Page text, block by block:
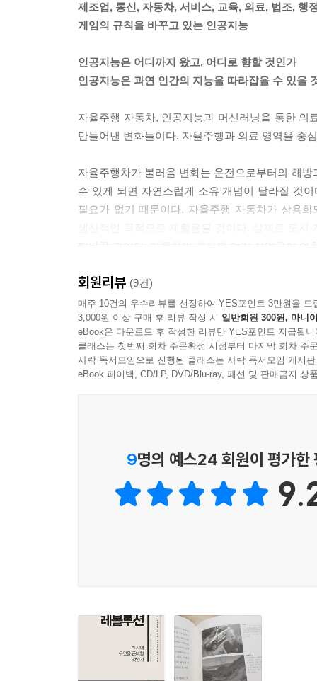
제조업, 통신, 자동차, 서비스, 교육, 의료, 법조, 행
게임의 규칙을 바꾸고 있는 인공지능
인공지능은 어디까지 왔고, 어디로 향할 것인가
인공지능은 과연 인간의 지능을 따라잡을 수 있을
자율주행 자동차, 인공지능과 머신러닝을 통한
만들어낸 변화들이다. 자율주행과 의료 영역을 중
자율주행차가 불러올 변화는 운전으로부터의 해
수 있게 되면 자연스럽게 소유 개념이 달라질 것
필요가 없기 때문이다. 자율주행 자동차가 상용
뒤바꿀 것이다. 자동차와 관련된 여러 산업군이
의료계는 어떨까. 머신러닝이 발전하고 빅데이터
예다. 환자 수백만 명의 기록을 활용할 수 있게
0.995라는 거의 완벽한 정확도가 나왔다. 인간과
자료를 서로 다른 방식으로 보기 때문이다. 이는
될 것이라는 의미다.
한편 인공지능 개발 초기, 많은 연구자들은 로직
있었다. 세즈노스키는 이에 대해 도전장을 내밀
이해로 지혜를 쌓는다. 물론 이와 같은 모델은 초
못해 발전 속도가 더뎠다.
하지만 2016년 알파고를 통해서 전 세계가 똑
회원리뷰 (9건)
매주 10건의 우수리뷰를 선정하여 YES포인트 3만원을 드
3,000원 이상 구매 후 리뷰 작성 시 일반회원 300원, 마니
eBook은 다운로드 후 작성한 리뷰만 YES포인트 지급됩니
클래스는 첫번째 회차 주문확정 시점부터 마지막 회차 주
사락 독서모임으로 진행된 클래스는 사락 독서모임 게시
eBook 페이백, CD/LP, DVD/Blu-ray, 패션 및 판매금지 상
9명의 예스24 회원이 평가한